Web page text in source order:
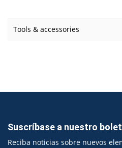
Tools & accessories
Suscríbase a nuestro
Reciba noticias sobre nuevos